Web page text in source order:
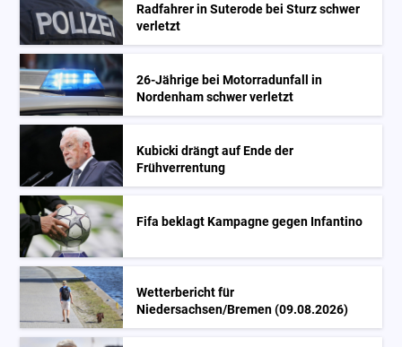
Radfahrer in Suterode bei Sturz schwer
verletzt
26-Jährige bei Motorradunfall in
Nordenham schwer verletzt
Kubicki drängt auf Ende der
Frühverrentung
Fifa beklagt Kampagne gegen Infantino
Wetterbericht für
Niedersachsen/Bremen (09.08.2026)